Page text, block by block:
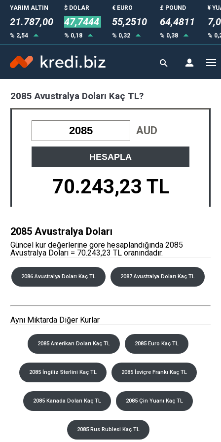
YARIM ALTIN
21.787,00
% 2,54
$ DOLAR
47,7444
% 0,18
€ EURO
55,2510
% 0,32
£ POUND
64,4811
% 0,38
¥
%
2085 Avustralya Doları Kaç TL?
AUD
HESAPLA
70.243,23 TL
2085 Avustralya Doları
Güncel kur değerlerine göre hesaplandığında 2085
Avustralya Doları = 70.243,23 TL oranındadır.
2086 Avustralya Doları Kaç TL 2087 Avustralya Doları Kaç TL
Aynı Miktarda Diğer Kurlar
2085 Amerikan Doları Kaç TL 2085 Euro Kaç TL
2085 İngiliz Sterlini Kaç TL 2085 İsviçre Frankı Kaç TL
2085 Kanada Doları Kaç TL 2085 Çin Yuanı Kaç TL
2085 Rus Rublesi Kaç TL